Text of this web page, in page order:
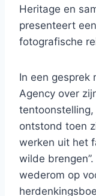
Heritage en
presenteert
fotografische
In een gesprek
Agency over
ontstond toen
werken uit het
wilde
wederom op